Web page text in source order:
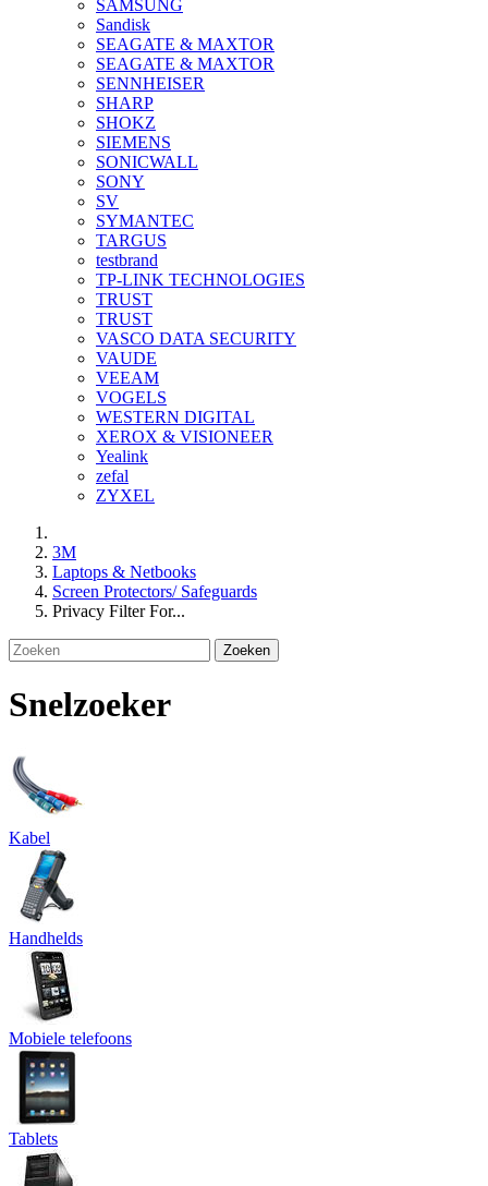
SAMSUNG
Sandisk
SEAGATE & MAXTOR
SEAGATE & MAXTOR
SENNHEISER
SHARP
SHOKZ
SIEMENS
SONICWALL
SONY
SV
SYMANTEC
TARGUS
testbrand
TP-LINK TECHNOLOGIES
TRUST
TRUST
VASCO DATA SECURITY
VAUDE
VEEAM
VOGELS
WESTERN DIGITAL
XEROX & VISIONEER
Yealink
zefal
ZYXEL
3M
Laptops & Netbooks
Screen Protectors/ Safeguards
Privacy Filter For...
Zoeken
Snelzoeker
Kabel
Handhelds
Mobiele telefoons
Tablets